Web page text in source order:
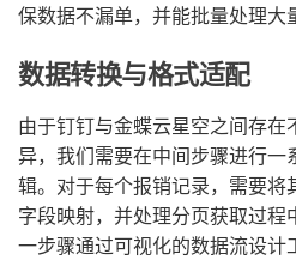
保数据不漏单，并能批量处理大
数据转换与格式适配
由于钉钉与金蝶云星空之间存在
异，我们需要在中间步骤进行一
辑。对于每个报销记录，需要将
字段映射，并处理分页获取过
一步骤通过可视化的数据流设计